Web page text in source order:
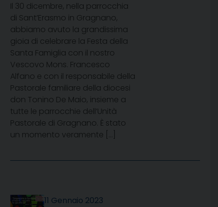
Il 30 dicembre, nella parrocchia
di Sant’Erasmo in Gragnano,
abbiamo avuto la grandissima
gioia di celebrare la Festa della
Santa Famiglia con il nostro
Vescovo Mons. Francesco
Alfano e con il responsabile della
Pastorale familiare della diocesi
don Tonino De Maio, insieme a
tutte le parrocchie dell’Unità
Pastorale di Gragnano. È stato
un momento veramente […]
11 Gennaio 2023